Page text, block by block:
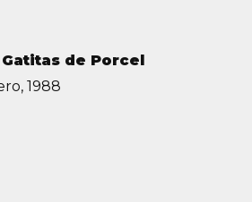
Gatitas de Porcel
1988